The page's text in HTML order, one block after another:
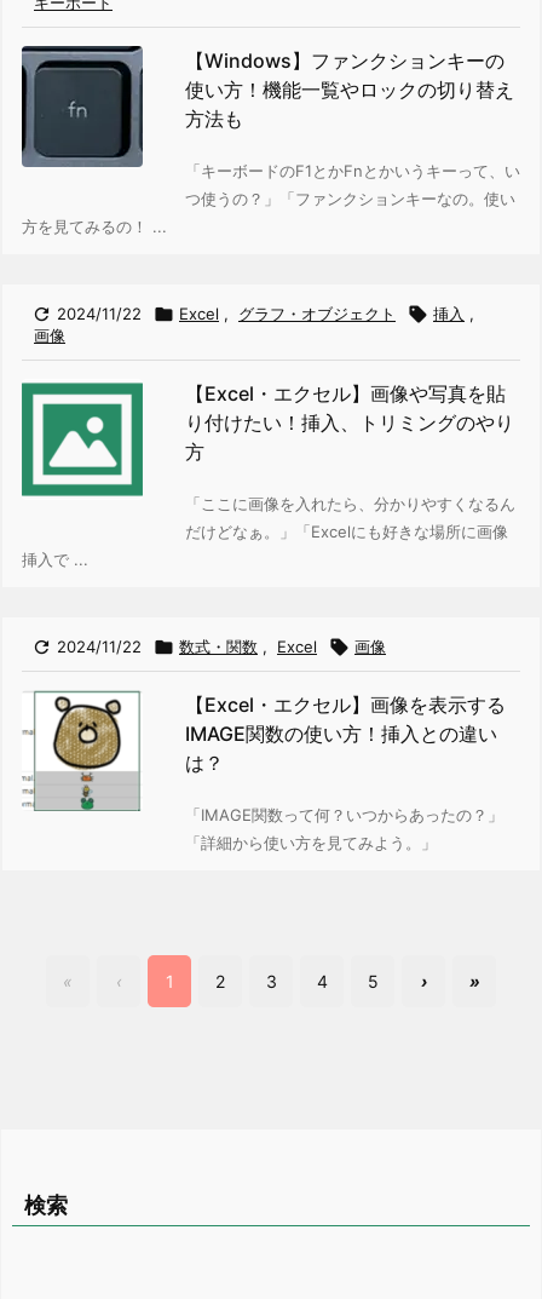
【Windows】ファンクションキーの
使い方！機能一覧やロックの切り替え
方法も
「キーボードのF1とかFnとかいうキーって、い
つ使うの？」「ファンクションキーなの。使い
方を見てみるの！ ...
 2024/11/22  Excel , グラフ・オブジェクト  挿入 ,
画像
【Excel・エクセル】画像や写真を貼
り付けたい！挿入、トリミングのやり
方
「ここに画像を入れたら、分かりやすくなるん
だけどなぁ。」
「Excelにも好きな場所に画像
挿入で ...
 2024/11/22  数式・関数 , Excel  画像
【Excel・エクセル】画像を表示する
IMAGE関数の使い方！挿入との違い
は？
「IMAGE関数って何？いつからあったの？」
「詳細から使い方を見てみよう。」
« ‹ 1 2 3 4 5 › »
検索